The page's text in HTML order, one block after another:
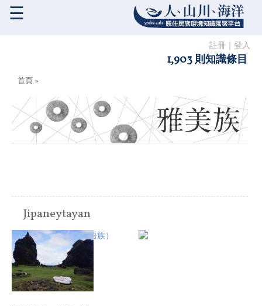
註冊 登入
1,903 則知識條目
☰
您在這裡
首頁 »
Jipaneytayan
原住民族:雅美族（達悟族）